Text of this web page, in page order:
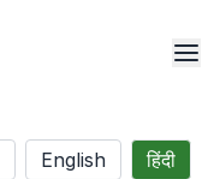
English हिंदी